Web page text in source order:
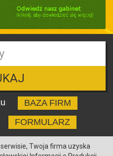
BAZA FIRM
FORMULARZ
Twoja firma uzyska